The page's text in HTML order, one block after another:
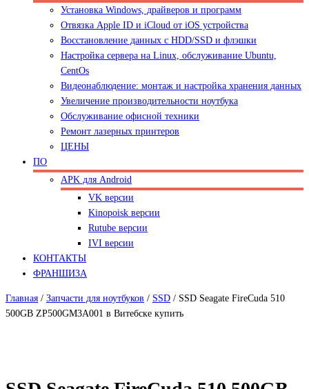
Установка Windows, драйверов и программ
Отвязка Apple ID и iCloud от iOS устройства
Восстановление данных с HDD/SSD и флэшки
Настройка сервера на Linux, обслуживание Ubuntu,
CentOs
Видеонаблюдение: монтаж и настройка хранения данных
Увеличение производительности ноутбука
Обслуживание офисной техники
Ремонт лазерных принтеров
ЦЕНЫ
ПО
APK для Android
VK версии
Kinopoisk версии
Rutube версии
IVI версии
КОНТАКТЫ
ФРАНШИЗА
Главная / Запчасти для ноутбуков / SSD / SSD Seagate FireCuda 510
500GB ZP500GM3A001 в Витебске купить